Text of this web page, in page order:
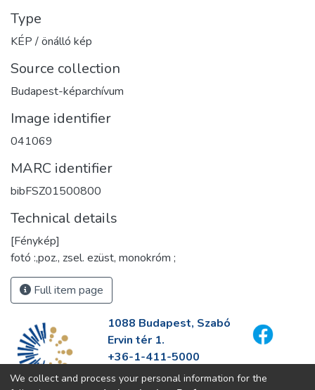
Type
KÉP / önálló kép
Source collection
Budapest-képarchívum
Image identifier
041069
MARC identifier
bibFSZ01500800
Technical details
[Fénykép]
fotó :,poz., zsel. ezüst, monokróm ;
Full item page
1088 Budapest, Szabó
Ervin tér 1.
+36-1-411-5000
info@fszek.hu
We collect and process your personal information for the